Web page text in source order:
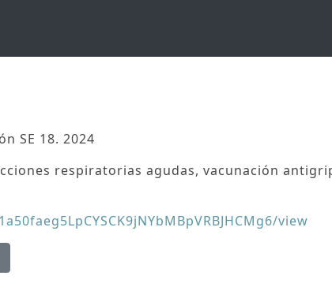
SE 18. 2024
respiratorias agudas, vacunación
view